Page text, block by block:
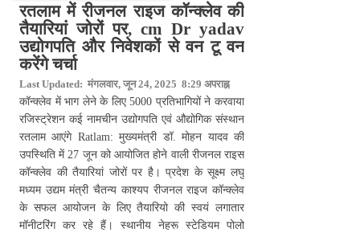
रतलाम में रीजनल राइज कॉन्क्लेव की
तैयारियां जोरों पर, cm Dr yadav
उद्योगपति और निवेशकों से वन टू वन
करेंगे चर्चा
Last Updated: मंगलवार, जून 24, 2025 8:29 अपराह्न
कॉन्क्लेव में भाग लेने के लिए 5000 प्रतिभागियों ने करवाया
रजिस्ट्रेशन कई नामचीन उद्योगपति एवं औद्योगिक संस्थान
रतलाम आएंगे Ratlam: मुख्यमंत्री डॉ. मोहन यादव की
उपस्थिति में 27 जून को आयोजित होने वाली रीजनल राइस
कॉन्क्लेव की तैयारियां जोरों पर है। प्रदेश के सूक्ष्म लघु
मध्यम उद्यम मंत्री चैतन्य काश्यप रीजनल राइज कॉन्क्लेव
के सफल आयोजन के लिए तैयारियो की स्वयं लगातार
मॉनीटरिंग कर रहे हैं। स्थानीय नेहरू स्टेडियम पोलो